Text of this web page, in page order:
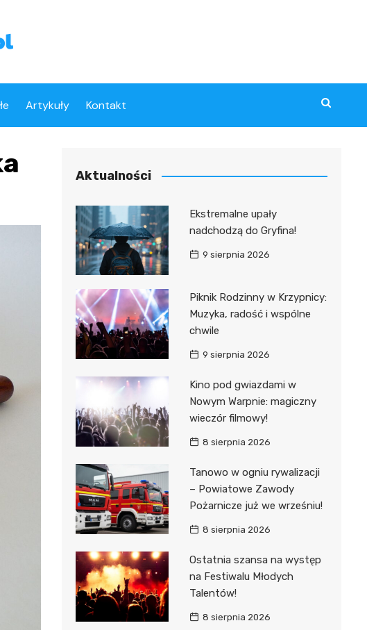
Artykuły Kontakt
Aktualności
Ekstremalne upały
nadchodzą do Gryfina!
9 sierpnia 2026
Piknik Rodzinny w Krzypnicy:
Muzyka, radość i wspólne
chwile
9 sierpnia 2026
Kino pod gwiazdami w
Nowym Warpnie: magiczny
wieczór filmowy!
8 sierpnia 2026
Tanowo w ogniu rywalizacji
– Powiatowe Zawody
Pożarnicze już we wrześniu!
8 sierpnia 2026
Ostatnia szansa na występ
na Festiwalu Młodych
Talentów!
8 sierpnia 2026